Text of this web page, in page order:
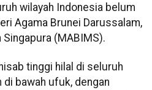
wilayah Indonesia belum
Agama Brunei Darussalam,
Singapura (MABIMS).
tinggi hilal di seluruh
bawah ufuk, dengan